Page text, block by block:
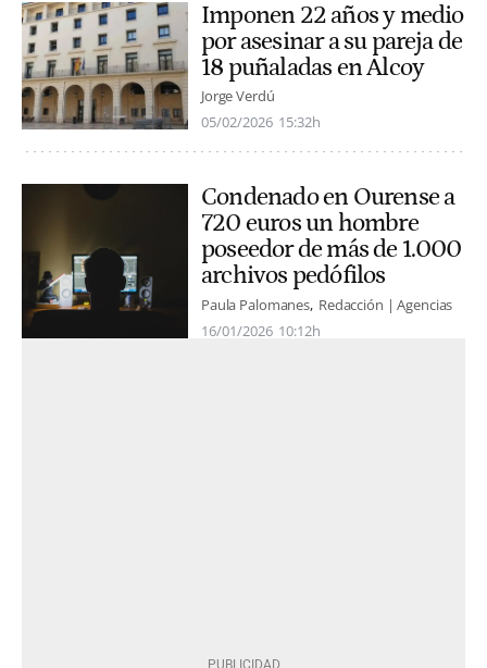
Imponen 22 años y medio
por asesinar a su pareja de
18 puñaladas en Alcoy
Jorge Verdú
05/02/2026 15:32h
Condenado en Ourense a
720 euros un hombre
poseedor de más de 1.000
archivos pedófilos
Paula Palomanes Redacción | Agencias
16/01/2026 10:12h